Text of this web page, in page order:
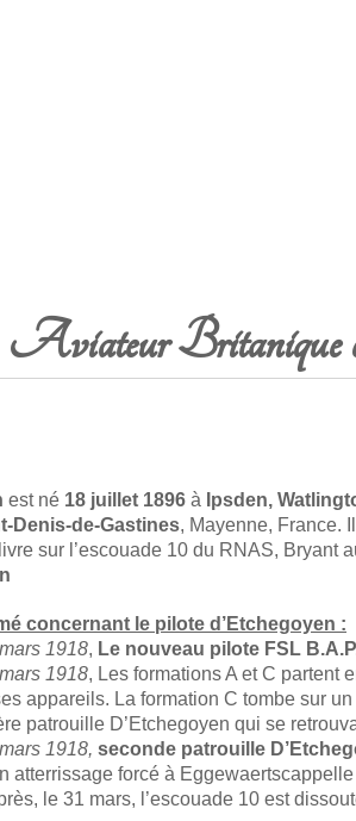
Aviateur Britanique
est né 18 juillet 1896 à Ipsden,
Denis-de-Gastines, Mayenne, France.
sur l’escouade 10 du RNAS, Bryant
concernant le pilote d’Etchegoyen :
1918, Le nouveau pilote FSL
1918, Les formations A et C partent
appareils. La formation C tombe sur
patrouille D’Etchegoyen qui se
1918, seconde patrouille
atterrissage forcé à
le 31 mars, l’escouade 10 est